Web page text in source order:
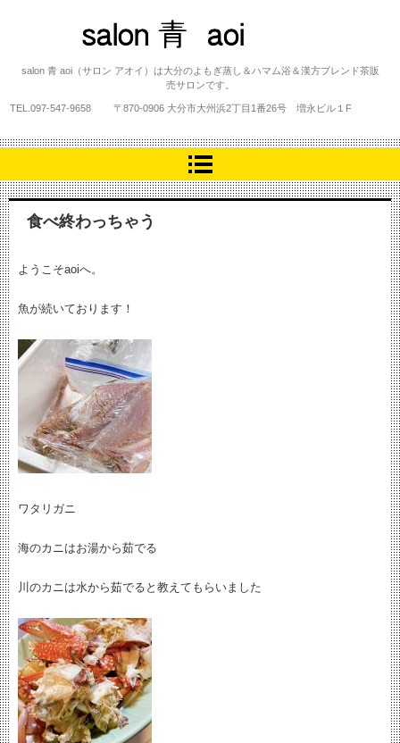
salon 青 aoi
salon 青 aoi（サロン アオイ）は大分のよもぎ蒸し＆ハマム浴＆漢方ブレンド茶販
売サロンです。
TEL. 097-547-9658 〒870-0906 大分市大州浜2丁目1番26号 増永ビル１F
食べ終わっちゃう
ようこそaoiへ。
魚が続いております！
ワタリガニ
海のカニはお湯から茹でる
川のカニは水から茹でると教えてもらいました